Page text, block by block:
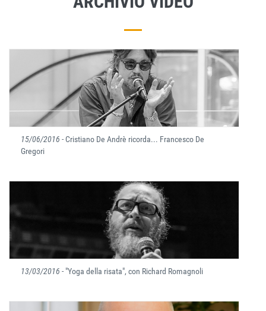
15/06/2016 - Cristiano De Andrè ricorda... Francesco De
Gregori
13/03/2016 - "Yoga della risata", con Richard Romagnoli